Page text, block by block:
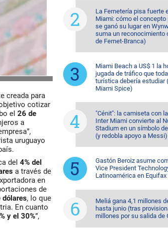
creada para
cotizar
el 26 de
a
uruguayo
del 4% del
a través de
en
de
dólares, lo que
En cuanto
y el 30%”,
La Fernetería pisa fuerte
Miami: cómo el concepto
se ganó su lugar en
suma un reconocimiento
de Fernet-Branca)
Miami Beach a US$ 1 la
jugada de tráfico que
turística debería estudiar
Miami Spice)
"Cénit": la camiseta con
Inter Miami convierte al
Stadium en un símbolo
(y redobla apoyo a Messi)
Gastón Beroiz asume
Vice President
Latinoamérica en Equifax
Meliá gana 4,1 millones
hasta junio (tras
millones por su salida de